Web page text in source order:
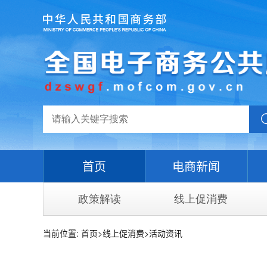
首页 电商新闻
政策解读 线上促消费
当前位置: 首页>线上促消费>活动资讯